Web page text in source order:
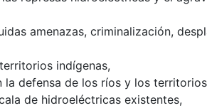
amenazas, criminalización,
indígenas,
la defensa de los ríos y los
de hidroeléctricas existentes,